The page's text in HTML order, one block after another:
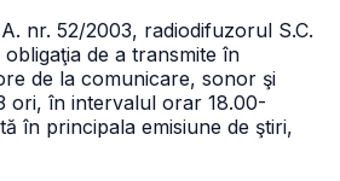
nr. 52/2003, radiodifuzorul S.C.
de a transmite în
de la comunicare, sonor şi
ori, în intervalul orar 18.00-
în principala emisiune de ştiri,